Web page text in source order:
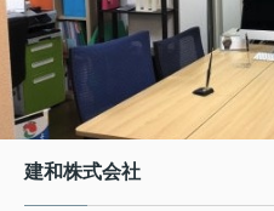
建和株式会社